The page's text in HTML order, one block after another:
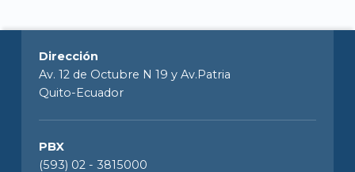
Dirección
Av. 12 de Octubre N 19 y Av.Patria
Quito-Ecuador
PBX
(593) 02 - 3815000